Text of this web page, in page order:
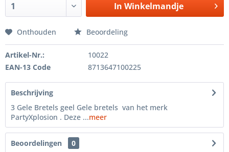
In Winkelmandje
Onthouden Beoordeling
Artikel-Nr.:
10022
EAN-13 Code
8713647100225
Beschrijving
3 Gele Bretels geel Gele bretels van het merk
PartyXplosion . Deze ...meer
Beoordelingen
0